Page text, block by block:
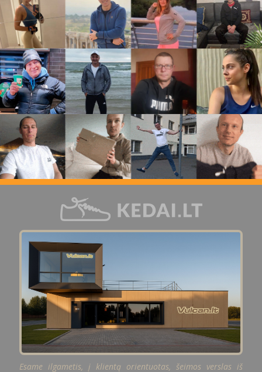
Esame ilgametis, į klientą orientuotas, šeimos verslas iš